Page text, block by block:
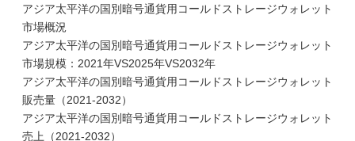
アジア太平洋の国別暗号通貨用コールドストレージウォレット
市場概況
アジア太平洋の国別暗号通貨用コールドストレージウォレット
市場規模：2021年VS2025年VS2032年
アジア太平洋の国別暗号通貨用コールドストレージウォレット
販売量（2021-2032）
アジア太平洋の国別暗号通貨用コールドストレージウォレット
売上（2021-2032）